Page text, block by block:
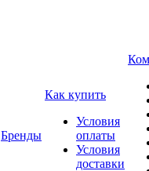
Бренды
Как купить
Условия
оплаты
Условия
доставки